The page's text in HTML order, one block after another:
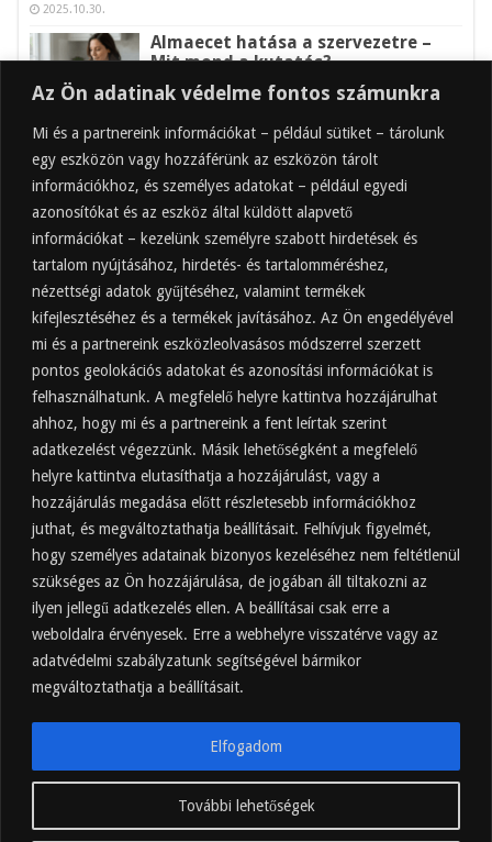
Az Ön adatinak védelme fontos számunkra
Mi és a partnereink információkat – például sütiket – tárolunk
egy eszközön vagy hozzáférünk az eszközön tárolt
információkhoz, és személyes adatokat – például egyedi
azonosítókat és az eszköz által küldött alapvető
információkat – kezelünk személyre szabott hirdetések és
tartalom nyújtásához, hirdetés- és tartalomméréshez,
nézettségi adatok gyűjtéséhez, valamint termékek
kifejlesztéséhez és a termékek javításához. Az Ön engedélyével
mi és a partnereink eszközleolvasásos módszerrel szerzett
pontos geolokációs adatokat és azonosítási információkat is
felhasználhatunk. A megfelelő helyre kattintva hozzájárulhat
ahhoz, hogy mi és a partnereink a fent leírtak szerint
adatkezelést végezzünk. Másik lehetőségként a megfelelő
helyre kattintva elutasíthatja a hozzájárulást, vagy a
hozzájárulás megadása előtt részletesebb információkhoz
juthat, és megváltoztathatja beállításait. Felhívjuk figyelmét,
hogy személyes adatainak bizonyos kezeléséhez nem feltétlenül
szükséges az Ön hozzájárulása, de jogában áll tiltakozni az
ilyen jellegű adatkezelés ellen. A beállításai csak erre a
weboldalra érvényesek. Erre a webhelyre visszatérve vagy az
adatvédelmi szabályzatunk segítségével bármikor
megváltoztathatja a beállításait.
További lehetőségek
Elfogadom
2025.10.30.
Almaecet hatása a szervezetre –
Mit mond a kutatás?
2025.10.15.
Almaecet – Teljes útmutató:
hatások, felhasználás, kockázatok,
beszerzés
2025.10.14.
Ipari napelem cégeknek – esettanulmányok és
ajánlatkérés
2025.09.11.
hajnalkor.hu
© Copyright 2025, Minden jog fenntartva.